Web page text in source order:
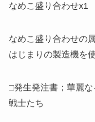
なめこ盛り合わせx1
なめこ盛り合わせの
はじまりの製造機を
□発生発注書；華麗
戦士たち